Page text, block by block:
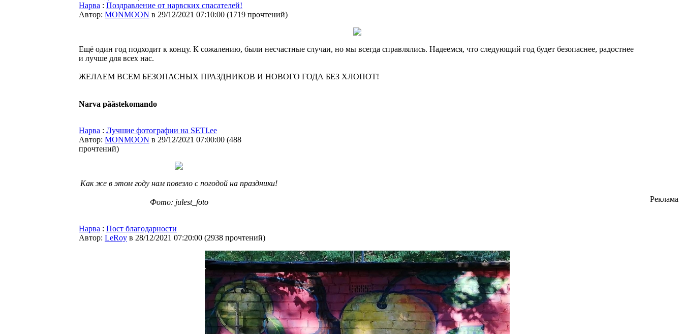
Нарва : Поздравление от нарвских спасателей!
Автор: MONMOON в 29/12/2021 07:10:00 (1719 прочтений)
Ещё один год подходит к концу. К сожалению, были несчастные случаи, но мы всегда справлялись. Надеемся, что следующий год будет безопаснее, радостнее
и лучше для всех нас.
ЖЕЛАЕМ ВСЕМ БЕЗОПАСНЫХ ПРАЗДНИКОВ И НОВОГО ГОДА БЕЗ ХЛОПОТ!
Narva päästekomando
Нарва : Лучшие фотографии на SETI.ee
Автор: MONMOON в 29/12/2021 07:00:00 (488
прочтений)
Как же в этом году нам повезло с погодой на праздники!
Фото: julest_foto
Нарва : Пост благодарности
Автор: LeRoy в 28/12/2021 07:20:00 (2938 прочтений)
Реклама